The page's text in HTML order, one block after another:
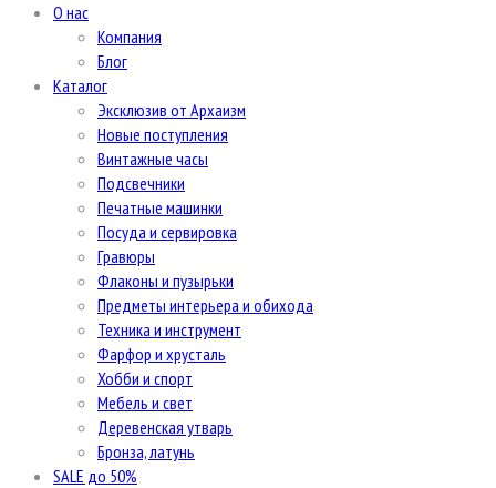
О нас
Компания
Блог
Каталог
Эксклюзив от Архаизм
Новые поступления
Винтажные часы
Подсвечники
Печатные машинки
Посуда и сервировка
Гравюры
Флаконы и пузырьки
Предметы интерьера и обихода
Техника и инструмент
Фарфор и хрусталь
Хобби и спорт
Мебель и свет
Деревенская утварь
Бронза, латунь
SALE до 50%